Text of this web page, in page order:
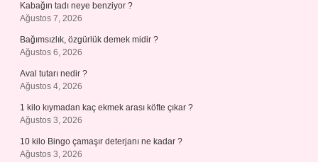
Kabağın tadı neye benziyor ?
Ağustos 7, 2026
Bağımsızlık, özgürlük demek midir ?
Ağustos 6, 2026
Aval tutarı nedir ?
Ağustos 4, 2026
1 kilo kıymadan kaç ekmek arası köfte çıkar ?
Ağustos 3, 2026
10 kilo Bingo çamaşır deterjanı ne kadar ?
Ağustos 3, 2026